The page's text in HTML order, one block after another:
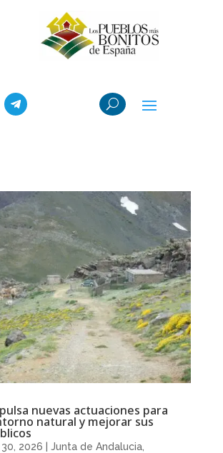
nuevas actuaciones para
natural y mejorar sus
30, 2026 Junta de Andalucia,